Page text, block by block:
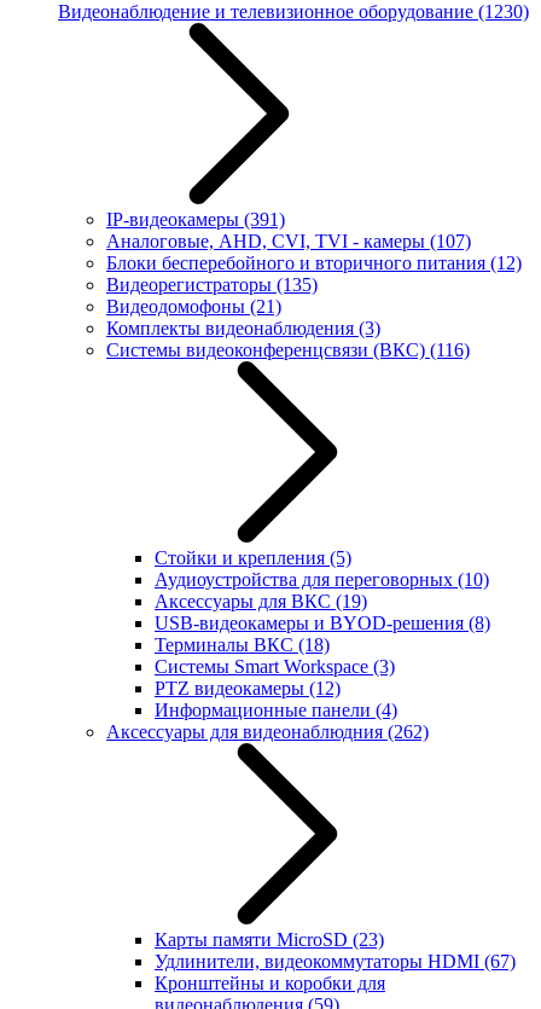
Видеонаблюдение и телевизионное оборудование (1230)
IP-видеокамеры (391)
Аналоговые, AHD, CVI, TVI - камеры (107)
Блоки бесперебойного и вторичного питания (12)
Видеорегистраторы (135)
Видеодомофоны (21)
Комплекты видеонаблюдения (3)
Системы видеоконференцсвязи (ВКС) (116)
Стойки и крепления (5)
Аудиоустройства для переговорных (10)
Аксессуары для ВКС (19)
USB-видеокамеры и BYOD-решения (8)
Терминалы ВКС (18)
Системы Smart Workspace (3)
PTZ видеокамеры (12)
Информационные панели (4)
Аксессуары для видеонаблюдния (262)
Карты памяти MicroSD (23)
Удлинители, видеокоммутаторы HDMI (67)
Кронштейны и коробки для
видеонаблюдения (59)